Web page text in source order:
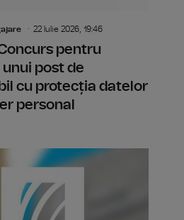
22 Iulie 2026, 19:46
pentru
post de
cu protecția datelor
personal